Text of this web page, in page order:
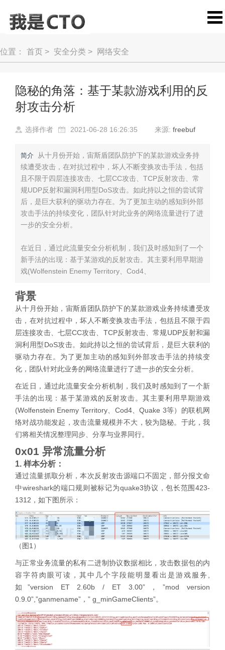
位置： 首页 > 安全分类 > 网络安全
隐秘的角落：基于某款游戏利用的反
射攻击分析
选择作者 2021-06-28 16:26:35 来源: freebuf
简介
从十月份开始，宙斯盾团队防护下的某款游戏业务持
续遭受攻击，在对抗过程中，坏人不断变换攻击手法，包括
且不限于四层连接攻击、七层CC攻击、TCP反射攻击、常
规UDP反射和漏洞利用型DoS攻击。如此持以之恒的尝试背
后，是巨大获利的驱动力存在。为了更加主动的感知到外部
攻击手法的持续变化，团队针对此业务的网络流量进行了进
一步的安全分析。
在近日，通过此流量安全分析机制，我们及时感知到了一个
新手法的出现：基于某游戏的反射攻击。其主要利用早期游
戏(Wolfenstein Enemy Territory、Cod4、
背景
从十月份开始，宙斯盾团队防护下的某款游戏业务持续遭受攻
击，在对抗过程中，坏人不断变换攻击手法，包括且不限于四
层连接攻击、七层CC攻击、TCP反射攻击、常规UDP反射和漏
洞利用型DoS攻击。如此持以之恒的尝试背后，是巨大获利的
驱动力存在。为了更加主动的感知到外部攻击手法的持续变
化，团队针对此业务的网络流量进行了进一步的安全分析。
在近日，通过此流量安全分析机制，我们及时感知到了一个新
手法的出现：基于某游戏的反射攻击。其主要利用早期游戏
(Wolfenstein Enemy Territory、Cod4、Quake 3等）的联机网
络对战功能发起，攻击流量规模并不大，较为隐秘。于此，我
们将相关情况整理同步、分享与业界同行。
0x01 异常流量分析
1. 样本分析：
通过流量抓取分析，本次反射攻击源端口不固定，部分报文命
中wireshark的端口规则被标记为quake3协议，包长范围423-
1312，如下图所示：
（图1）
与正常业务流量的私有二进制协议数据相比，攻击数据包的内
容字符肉眼可读，其中几个字段能明显看出是游戏服务,
如”version ET 2.60b / ET 3.00”，”mod version
0.9.0”,”ganmename”，” g_minGameClients”。